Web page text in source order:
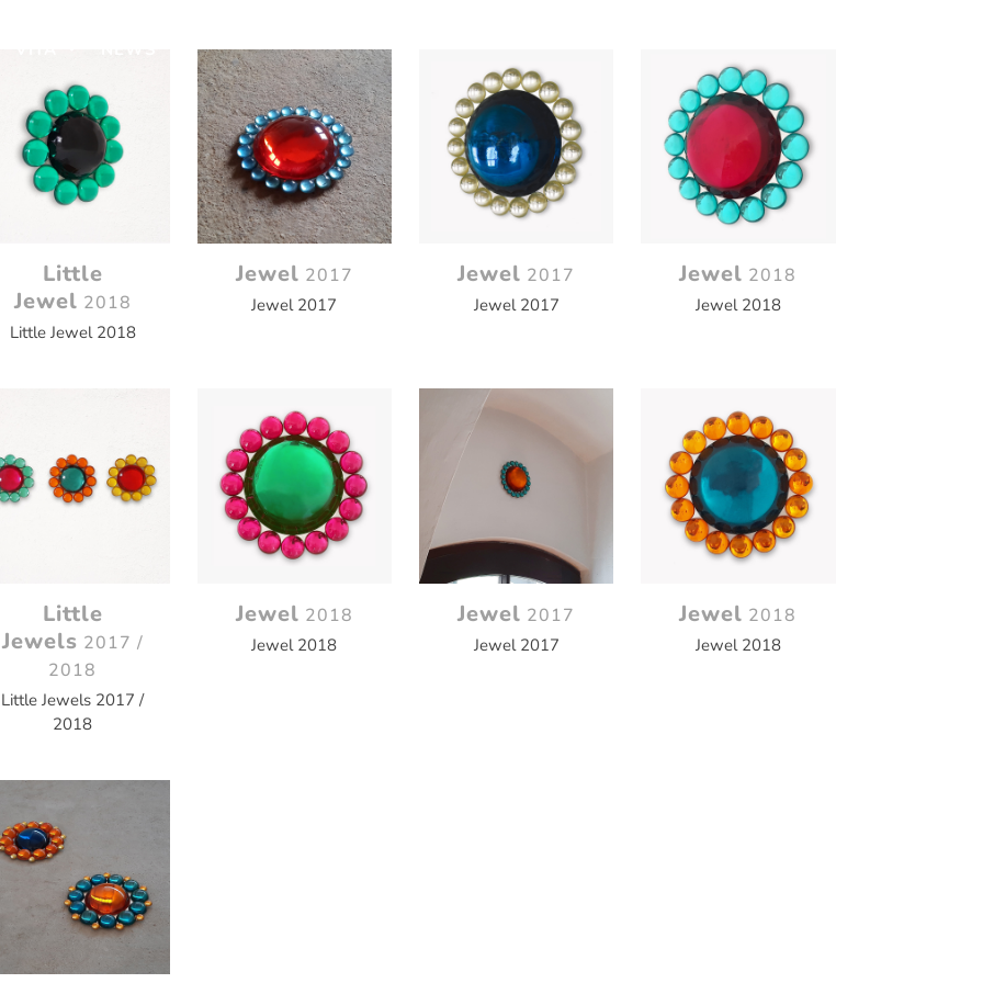
Little
Jewel 2018
Little Jewel 2018
Jewel 2017
Jewel 2017
Jewel 2017
Jewel 2017
Jewel 2018
Jewel 2018
Little
Jewels 2017 /
2018
Little Jewels 2017 /
2018
Jewel 2018
Jewel 2018
Jewel 2017
Jewel 2017
Jewel 2018
Jewel 2018